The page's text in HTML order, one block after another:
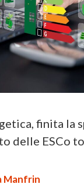
finita la
delle ESCo
Manfrin